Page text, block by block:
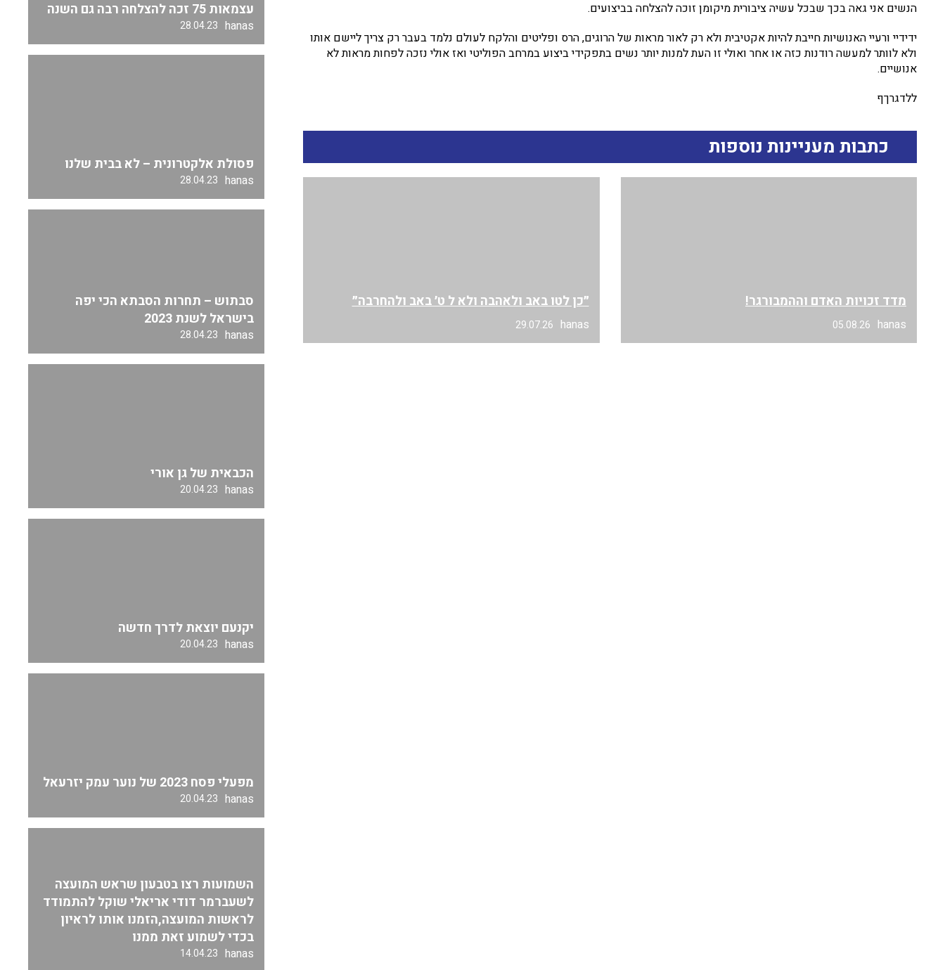
הנשים אני גאה בכך שבכל עשיה ציבורית מיקומן זוכה להצלחה בביצועים.
ידידיי ורעיי האנושיות חייבת להיות אקטיבית ולא רק לאור מראות של הרוגים, הרס ופליטים והלקח לעולם נלמד בעבר רק צריך ליישם אותו
ולא לוותר למעשה רודנות כזה או אחר ואולי זו העת למנות יותר נשים בתפקידי ביצוע במרחב הפוליטי ואז אולי נזכה לפחות מראות לא
אנושיים.
ללדגרךף
כתבות מעניינות נוספות
מדד זכויות האדם וההמבורגר!
hanas
05.08.26
״כן לטו באב ולאהבה ולא ל ט׳ באב ולהחרבה״
hanas
29.07.26
עצמאות 75 זכה להצלחה רבה גם השנה
hanas
28.04.23
פסולת אלקטרונית – לא בבית שלנו
hanas
28.04.23
סבתוש – תחרות הסבתא הכי יפה
בישראל לשנת 2023
hanas
28.04.23
הכבאית של גן אורי
hanas
20.04.23
יקנעם יוצאת לדרך חדשה
hanas
20.04.23
מפעלי פסח 2023 של נוער עמק יזרעאל
hanas
20.04.23
השמועות רצו בטבעון שראש המועצה
לשעברמר דודי אריאלי שוקל להתמודד
לראשות המועצה,הזמנו אותו לראיון
בכדי לשמוע זאת ממנו
hanas
14.04.23